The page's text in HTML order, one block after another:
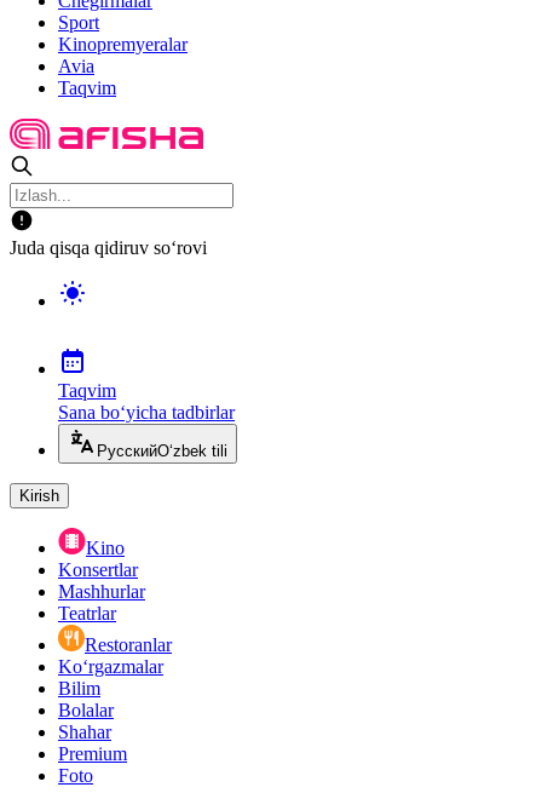
Sport
Kinopremyeralar
Avia
Taqvim
Juda qisqa qidiruv so‘rovi
Taqvim
Sana bo‘yicha tadbirlar
РусскийO‘zbek tili
Kirish
Kino
Konsertlar
Mashhurlar
Teatrlar
Restoranlar
Ko‘rgazmalar
Bilim
Bolalar
Shahar
Premium
Foto